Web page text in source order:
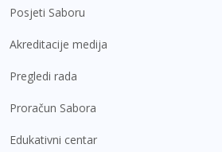
Posjeti Saboru
Akreditacije medija
Pregledi rada
Proračun Sabora
Edukativni centar